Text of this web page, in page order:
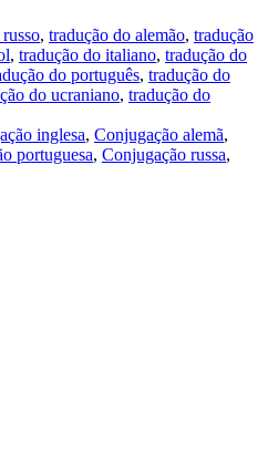
, tradução do alemão, tradução
, tradução do italiano, tradução do
do português, tradução do
do ucraniano, tradução do
inglesa, Conjugação alemã,
portuguesa, Conjugação russa,